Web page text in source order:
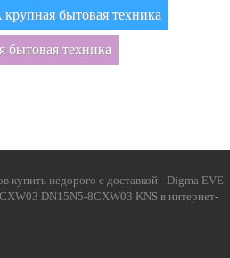
бытовая техника
бытовая техника
недорого с доставкой - Digma EVE
DN15N5-8CXW03 KNS в интернет-